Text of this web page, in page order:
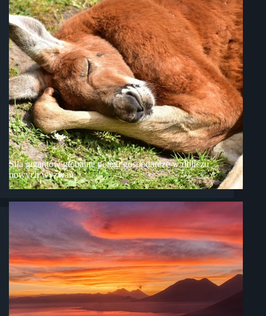
Siła gigantów globalne potęgi gospodarcze w obliczu
nowych wyzwań